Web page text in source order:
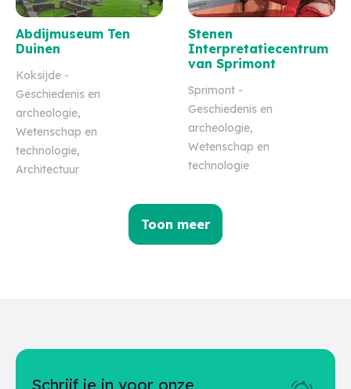
Abdijmuseum Ten
Duinen
Koksijde -
Geschiedenis en
archeologie,
Wetenschap en
technologie,
Architectuur
Stenen
Interpretatiecentrum
van Sprimont
Sprimont -
Geschiedenis en
archeologie,
Wetenschap en
technologie
Toon meer
Schrijf je in voor onze